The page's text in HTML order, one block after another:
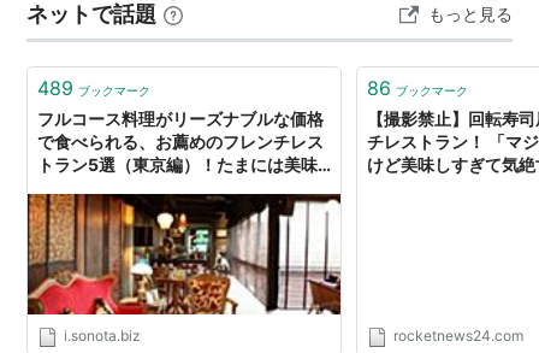
組限定の完全貸し切りフレンチレストランです。 お子様
からご高齢の方まで、どなたでも、…
ネットで話題 もっと見る
489 ブックマーク
フルコース料理がリーズナブルな価格
で食べられる、お薦めのフレンチレス
トラン5選（東京編）！たまには美味
i.sonota.biz
86 ブックマーク
【撮影禁止】回転寿
チレストラン！ 「マ
けど美味しすぎて気
rocketnews24.com